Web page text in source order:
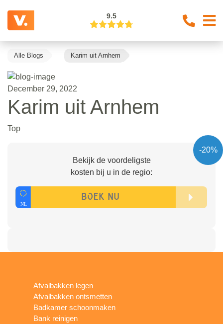
9.5
Alle Blogs Karim uit Arnhem
December 29, 2022
Karim uit Arnhem
Top
-20%
Bekijk de voordeligste
kosten bij u in de regio:
Afvalbakken legen
Afvalbakken ontsmetten
Badkamer schoonmaken
Bank reinigen